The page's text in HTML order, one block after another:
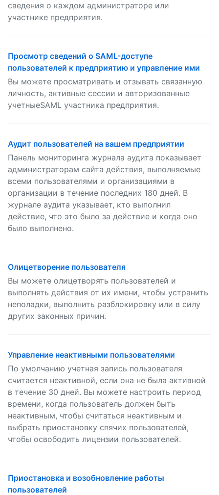
сведения о каждом администраторе или
участнике предприятия.
Просмотр сведений о SAML-доступе
пользователей к предприятию и управление ими
Вы можете просматривать и отзывать связанную
личность, активные сессии и авторизованные
учетныеSAML участника предприятия.
Аудит пользователей на вашем предприятии
Панель мониторинга журнала аудита показывает
администраторам сайта действия, выполняемые
всеми пользователями и организациями в
организации в течение последних 180 дней. В
журнале аудита указывает, кто выполнил
действие, что это было за действие и когда оно
было выполнено.
Олицетворение пользователя
Вы можете олицетворять пользователей и
выполнять действия от их имени, чтобы устранить
неполадки, выполнить разблокировку или в силу
других законных причин.
Управление неактивными пользователями
По умолчанию учетная запись пользователя
считается неактивной, если она не была активной
в течение 30 дней. Вы можете настроить период
времени, когда пользователь должен быть
неактивным, чтобы считаться неактивным и
выбрать приостановку спячих пользователей,
чтобы освободить лицензии пользователей.
Приостановка и возобновление работы
пользователей